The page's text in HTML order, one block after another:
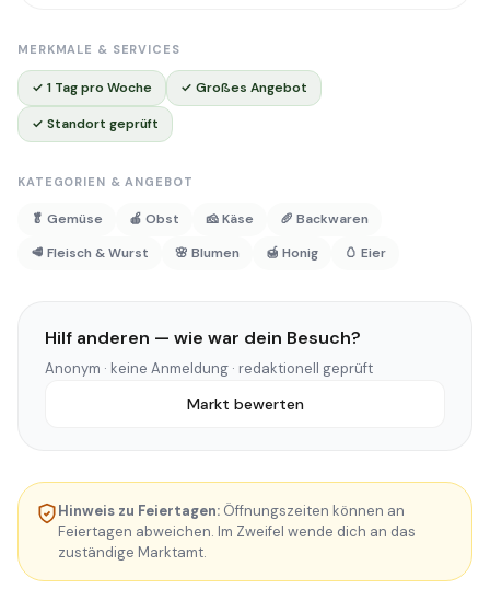
MERKMALE & SERVICES
✓ 1 Tag pro Woche ✓ Großes Angebot
✓ Standort geprüft
KATEGORIEN & ANGEBOT
🥬 Gemüse 🍎 Obst 🧀 Käse
🥖 Backwaren
🥩 Fleisch & Wurst
🌸 Blumen 🍯 Honig 🥚 Eier
Hilf anderen — wie war dein Besuch?
Anonym · keine Anmeldung · redaktionell geprüft
Markt bewerten
Hinweis zu Feiertagen: Öffnungszeiten können an
Feiertagen abweichen. Im Zweifel wende dich an das
zuständige Marktamt.